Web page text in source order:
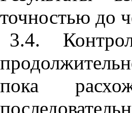
точностью до
3.4.
пока